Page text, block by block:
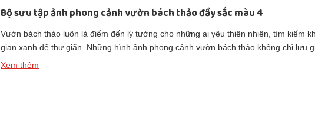
Bộ sưu tập ảnh phong cảnh vườn bách thảo đầy sắc màu 4
Vườn bách thảo luôn là điểm đến lý tưởng cho những ai yêu thiên nhiên, tìm kiếm
gian xanh để thư giãn. Những hình ảnh phong cảnh vườn bách thảo không chỉ lưu
đẹp thuần khiết của cây cỏ mà còn truyền cảm hứng cho lối sống xanh và hòa hợp
Xem thêm